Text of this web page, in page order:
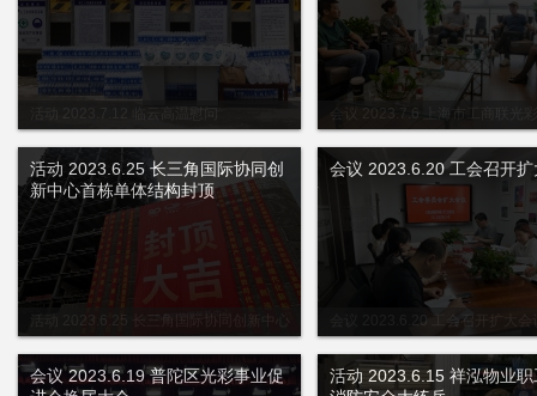
会议 2023.7.6 上海市工商联光
活动 2023.6.25 长三角国际协同创
新中心首栋单体结构封顶
会议 2023.6.20 工会召开扩大会
会议 2023.6.20 工会召开扩
会议 2023.6.19 普陀区光彩事业促
活动 2023.6.15 祥泓物业职